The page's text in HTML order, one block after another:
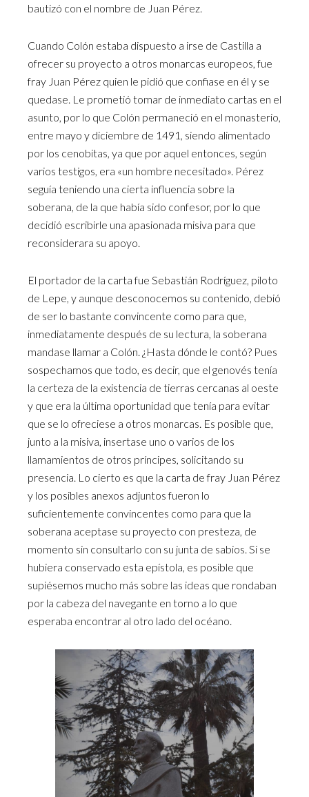
bautizó con el nombre de Juan Pérez.
Cuando Colón estaba dispuesto a irse de Castilla a
ofrecer su proyecto a otros monarcas europeos, fue
fray Juan Pérez quien le pidió que confiase en él y se
quedase. Le prometió tomar de inmediato cartas en el
asunto, por lo que Colón permaneció en el monasterio,
entre mayo y diciembre de 1491, siendo alimentado
por los cenobitas, ya que por aquel entonces, según
varios testigos, era «un hombre necesitado». Pérez
seguía teniendo una cierta influencia sobre la
soberana, de la que había sido confesor, por lo que
decidió escribirle una apasionada misiva para que
reconsiderara su apoyo.
El portador de la carta fue Sebastián Rodríguez, piloto
de Lepe, y aunque desconocemos su contenido, debió
de ser lo bastante convincente como para que,
inmediatamente después de su lectura, la soberana
mandase llamar a Colón. ¿Hasta dónde le contó? Pues
sospechamos que todo, es decir, que el genovés tenía
la certeza de la existencia de tierras cercanas al oeste
y que era la última oportunidad que tenía para evitar
que se lo ofreciese a otros monarcas. Es posible que,
junto a la misiva, insertase uno o varios de los
llamamientos de otros príncipes, solicitando su
presencia. Lo cierto es que la carta de fray Juan Pérez
y los posibles anexos adjuntos fueron lo
suficientemente convincentes como para que la
soberana aceptase su proyecto con presteza, de
momento sin consultarlo con su junta de sabios. Si se
hubiera conservado esta epístola, es posible que
supiésemos mucho más sobre las ideas que rondaban
por la cabeza del navegante en torno a lo que
esperaba encontrar al otro lado del océano.